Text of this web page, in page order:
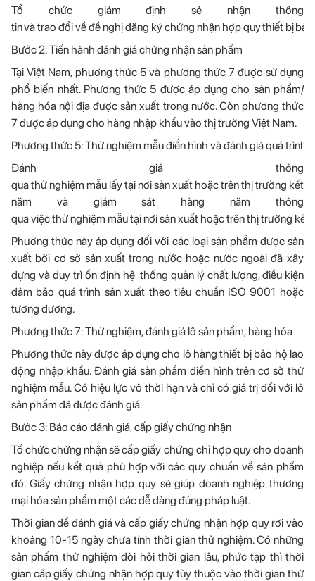
Tổ chức giám định sẻ nhận thông
tin và trao đổi về đề nghị đăng ký chứng nhận hợp quy thiết bị
Bước 2: Tiến hành đánh giá chứng nhận sản phẩm
Tại Việt Nam, phương thức 5 và phương thức 7 được sử dụng
phổ biến nhất. Phương thức 5 được áp dụng cho sản phẩm/
hàng hóa nội địa được sản xuất trong nước. Còn phương thức
7 được áp dụng cho hàng nhập khẩu vào thị trường Việt Nam.
Phương thức 5: Thử nghiệm mẫu điển hình và đánh giá quá trình
Đánh giá thông
qua thử nghiệm mẫu lấy tại nơi sản xuất hoặc trên thị trường kết
năm và giám sát hàng năm thông
qua việc thử nghiệm mẫu tại nơi sản xuất hoặc trên thị trường
Phương thức này áp dụng đối với các loại sản phẩm được sản
xuất bởi cơ sở sản xuất trong nước hoặc nước ngoài đã xây
dựng và duy trì ổn định hệ thống quản lý chất lượng, điều kiện
đảm bảo quá trình sản xuất theo tiêu chuẩn ISO 9001 hoặc
tương đương.
Phương thức 7: Thử nghiệm, đánh giá lô sản phẩm, hàng hóa
Phương thức này được áp dụng cho lô hàng thiết bị bảo hộ lao
động nhập khẩu. Đánh giá sản phẩm điển hình trên cơ sở thử
nghiệm mẫu. Có hiệu lực vô thời hạn và chỉ có giá trị đối với lô
sản phẩm đã được đánh giá.
Bước 3: Báo cáo đánh giá, cấp giấy chứng nhận
Tổ chức chứng nhận sẽ cấp giấy chứng chỉ hợp quy cho doanh
nghiệp nếu kết quả phù hợp với các quy chuẩn về sản phẩm
đó. Giấy chứng nhận hợp quy sẽ giúp doanh nghiệp thương
mại hóa sản phẩm một các dễ dàng đúng pháp luật.
Thời gian để đánh giá và cấp giấy chứng nhận hợp quy rơi vào
khoảng 10-15 ngày chưa tính thời gian thử nghiệm. Có những
sản phẩm thử nghiệm đòi hỏi thời gian lâu, phức tạp thì thời
gian cấp giấy chứng nhận hợp quy tùy thuộc vào thời gian thử